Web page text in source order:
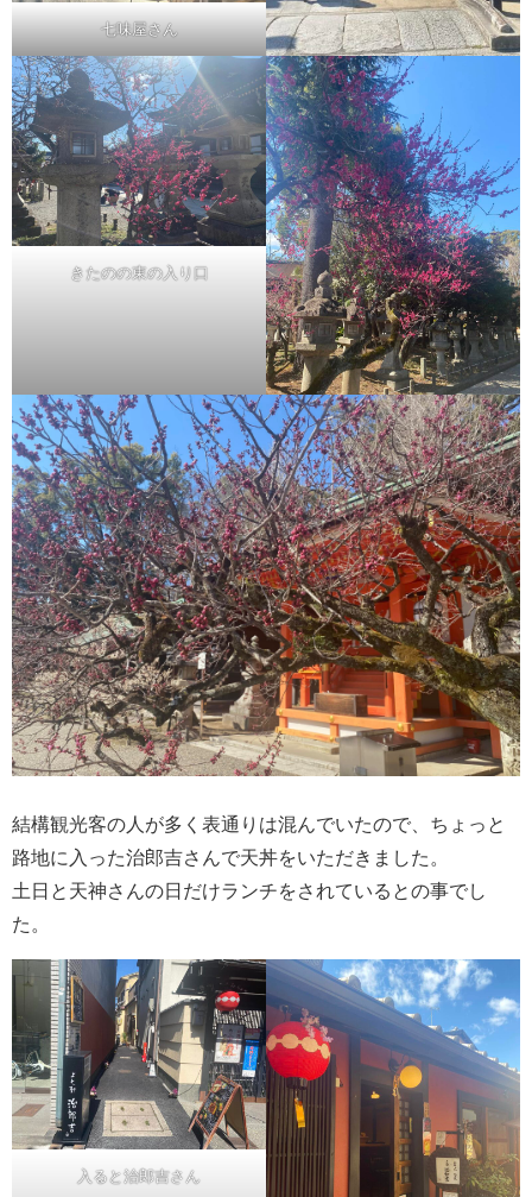
七味屋さん
きたのの東の入り口
結構観光客の人が多く表通りは混んでいたので、ちょっと
路地に入った治郎吉さんで天丼をいただきました。
土日と天神さんの日だけランチをされているとの事でし
た。
入ると治郎吉さん